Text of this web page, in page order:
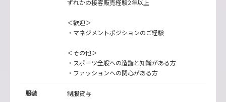
ずれかの接客販売経験2年以上
＜歓迎＞
・マネジメントポジションのご経験
＜その他＞
・スポーツ全般への造詣と知識がある方
・ファッションへの関心がある方
服装 制服貸与